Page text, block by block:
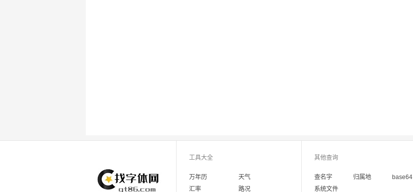
工具大全
万年历
天气
汇率
路况
其他查询
查名字 归属地
base64
系统文件